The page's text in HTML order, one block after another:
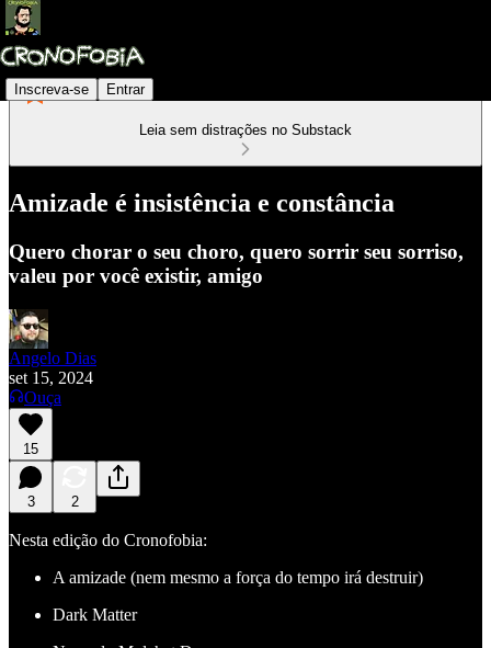
Inscreva-se Entrar
Leia sem distrações no Substack
Amizade é insistência e constância
Quero chorar o seu choro, quero sorrir seu sorriso,
valeu por você existir, amigo
Angelo Dias
set 15, 2024
Ouça
15
3 2
Nesta edição do Cronofobia:
A amizade (nem mesmo a força do tempo irá destruir)
Dark Matter